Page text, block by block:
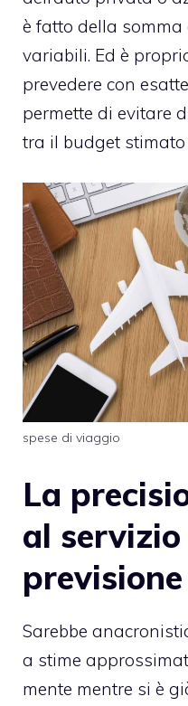
è fatto della somma
variabili. Ed è
prevedere con
permette di evitare
tra il budget
spese di viaggio
La
al
previsione
Sarebbe
a stime
mente mentre si è